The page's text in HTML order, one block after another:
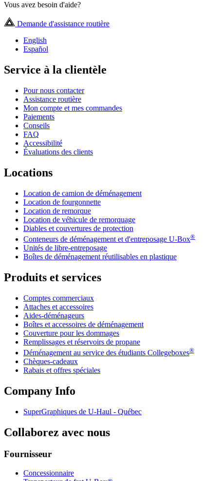
Vous avez besoin d'aide?
Demande d'assistance routière
English
Español
Service à la clientèle
Pour nous contacter
Assistance routière
Mon compte et mes commandes
Paiements
Conseils
FAQ
Accessibilité
Évaluations des clients
Locations
Location de camion de déménagement
Location de fourgonnette
Location de remorque
Location de véhicule de remorquage
Diables et couvertures de protection
Conteneurs de déménagement et d'entreposage U-Box®
Unités de libre-entreposage
Boîtes de déménagement réutilisables en plastique
Produits et services
Comptes commerciaux
Attaches et accessoires
Aides-déménageurs
Boîtes et accessoires de déménagement
Couverture pour les dommages
Remplissages et réservoirs de propane
Déménagement au service des étudiants Collegeboxes®
Chèques-cadeaux
Rabais et offres spéciales
Company Info
SuperGraphiques de U-Haul - Québec
Collaborez avec nous
Fournisseur
Concessionnaire